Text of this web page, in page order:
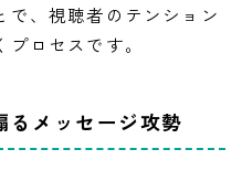
で、視聴者のテンション
ロセスです。
るメッセージ攻勢